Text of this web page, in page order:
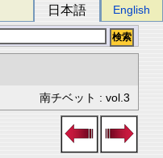
日本語 English
南チベット : vol.3